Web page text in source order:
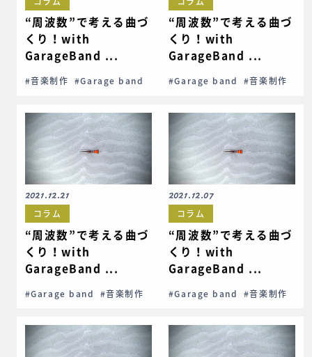
“周波数”で考える曲づ
くり！with
GarageBand ...
#音楽制作 #Garage band
“周波数”で考える曲づ
くり！with
GarageBand ...
#Garage band #音楽制作
2021.12.21
コラム
“周波数”で考える曲づ
くり！with
GarageBand ...
#Garage band #音楽制作
2021.12.07
コラム
“周波数”で考える曲づ
くり！with
GarageBand ...
#Garage band #音楽制作